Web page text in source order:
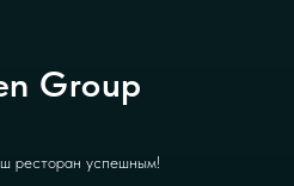
Group
ресторан успешным!